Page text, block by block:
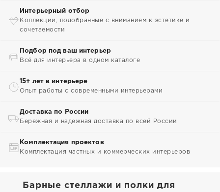
Интерьерный отбор
Коллекции, подобранные с вниманием к эстетике и
сочетаемости
Подбор под ваш интерьер
Всё для интерьера в одном каталоге
15+ лет в интерьере
Опыт работы с современными интерьерами
Доставка по России
Бережная и надежная доставка по всей России
Комплектация проектов
Комплектация частных и коммерческих интерьеров
Барные стеллажи и полки для